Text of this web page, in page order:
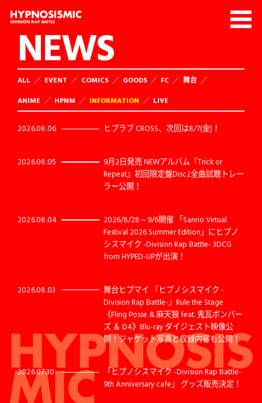
NEWS
ALL EVENT COMICS GOODS FC 舞台
ANIME HPNM INFORMATION LIVE
2026.08.06 ヒプラブ CROSS、次回は8/7(金)！
2026.08.05
9月2日発売 NEWアルバム『Trick or
Repeat』初回限定盤Disc2全曲試聴トレー
ラー公開！
2026.08.04
2026/8/28～9/6開催 「Sanrio Virtual
Festival 2026 Summer Edition」にヒプノ
シスマイク -Division Rap Battle- 3DCG
from HYPED-UPが出演！
2026.08.03
舞台ヒプマイ 『ヒプノシスマイク -
Division Rap Battle-』Rule the Stage
《Fling Posse & 麻天狼 feat. 鬼瓦ボンバー
ズ ＆ D4》Blu-ray ダイジェスト映像公
開！ジャケット写真と収録内容も公開！
2026.07.30
「ヒプノシスマイク -Division Rap Battle-
9th Anniversary cafe」 グッズ販売決定！